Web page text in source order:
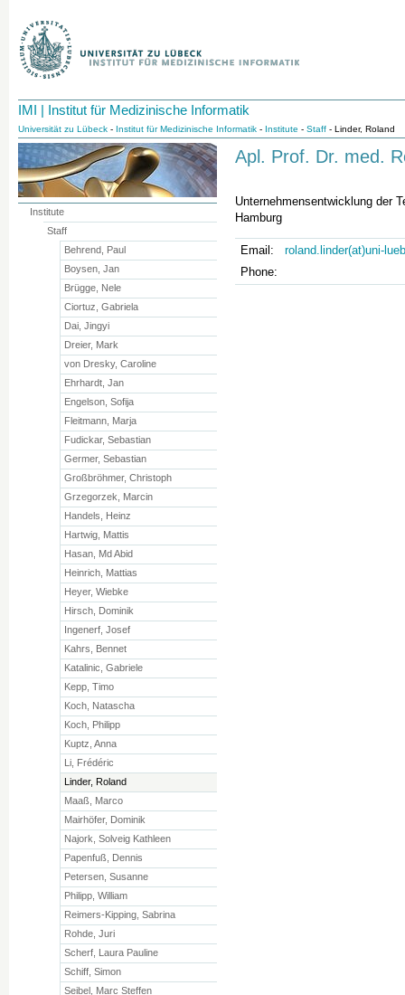
IMI | Institut für Medizinische Informatik
Universität zu Lübeck - Institut für Medizinische Informatik - Institute - Staff - Linder, Roland
Apl. Prof. Dr. med.
Unternehmensentwicklung der
Hamburg
Email:
roland.linder(at)uni-
Phone:
Institute
Staff
Behrend, Paul
Boysen, Jan
Brügge, Nele
Ciortuz, Gabriela
Dai, Jingyi
Dreier, Mark
von Dresky, Caroline
Ehrhardt, Jan
Engelson, Sofija
Fleitmann, Marja
Fudickar, Sebastian
Germer, Sebastian
Großbröhmer, Christoph
Grzegorzek, Marcin
Handels, Heinz
Hartwig, Mattis
Hasan, Md Abid
Heinrich, Mattias
Heyer, Wiebke
Hirsch, Dominik
Ingenerf, Josef
Kahrs, Bennet
Katalinic, Gabriele
Kepp, Timo
Koch, Natascha
Koch, Philipp
Kuptz, Anna
Li, Frédéric
Linder, Roland
Maaß, Marco
Mairhöfer, Dominik
Najork, Solveig Kathleen
Papenfuß, Dennis
Petersen, Susanne
Philipp, William
Reimers-Kipping, Sabrina
Rohde, Juri
Scherf, Laura Pauline
Schiff, Simon
Seibel, Marc Steffen